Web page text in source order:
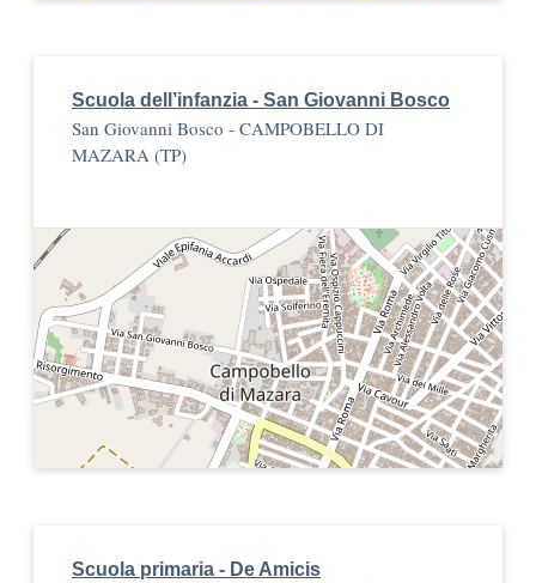
Scuola dell’infanzia - San Giovanni Bosco
San Giovanni Bosco - CAMPOBELLO DI
MAZARA (TP)
Scuola primaria - De Amicis